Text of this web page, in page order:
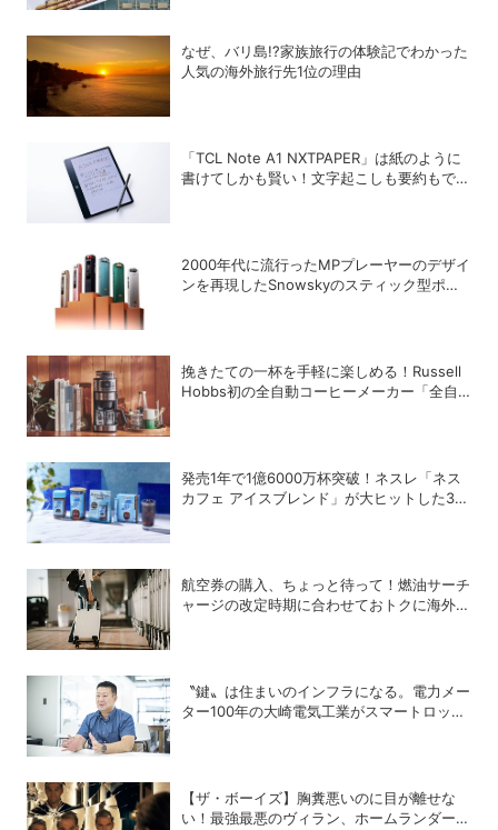
なぜ、バリ島!?家族旅行の体験記でわかった
人気の海外旅行先1位の理由
「TCL Note A1 NXTPAPER」は紙のように
書けてしかも賢い！文字起こしも要約もでき
2000年代に流行ったMPプレーヤーのデザイ
ンを再現したSnowskyのスティック型ポー
挽きたての一杯を手軽に楽しめる！Russell
Hobbs初の全自動コーヒーメーカー「全自
発売1年で1億6000万杯突破！ネスレ「ネス
カフェ アイスブレンド」が大ヒットした3つ
航空券の購入、ちょっと待って！燃油サーチ
ャージの改定時期に合わせておトクに海外航
〝鍵〟は住まいのインフラになる。電力メー
ター100年の大崎電気工業がスマートロック
【ザ・ボーイズ】胸糞悪いのに目が離せな
い！最強最悪のヴィラン、ホームランダーの